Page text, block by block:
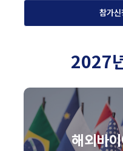
참가신
2027
해외바